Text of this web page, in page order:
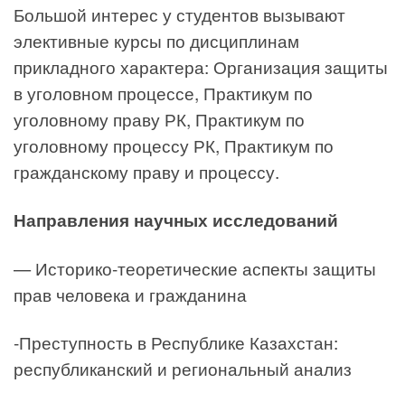
Большой интерес у студентов вызывают
элективные курсы по дисциплинам
прикладного характера: Организация защиты
в уголовном процессе, Практикум по
уголовному праву РК, Практикум по
уголовному процессу РК, Практикум по
гражданскому праву и процессу.
Направления научных исследований
— Историко-теоретические аспекты защиты
прав человека и гражданина
-Преступность в Республике Казахстан:
республиканский и региональный анализ